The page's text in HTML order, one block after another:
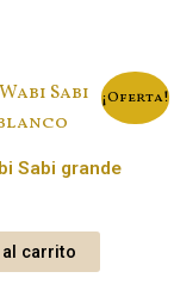
¡Oferta!
Sabi grande
carrito